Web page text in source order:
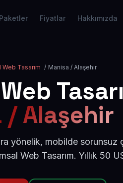
Paketler Fiyatlar Hakkımızda
Web Tasarım / Manisa / Alaşehir
/ Alaşehir
yönelik, mobilde sorunsuz
Web Tasarım. Yıllık 50